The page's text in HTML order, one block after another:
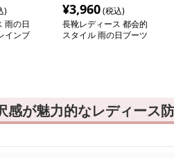
)
雨の日
インブ
¥3,960(税込)
長靴レディース 都会的
スタイル 雨の日ブーツ
感が魅力的なレディース